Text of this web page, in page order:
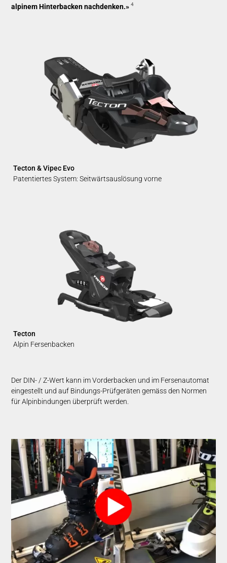
alpinem Hinterbacken nachdenken.»4
Tecton & Vipec Evo
Patentiertes System: Seitwärtsauslösung vorne
Tecton
Alpin Fersenbacken
Der DIN- / Z-Wert kann im Vorderbacken und im Fersenautomat
eingestellt und auf Bindungs-Prüfgeräten gemäss den Normen
für Alpinbindungen überprüft werden.